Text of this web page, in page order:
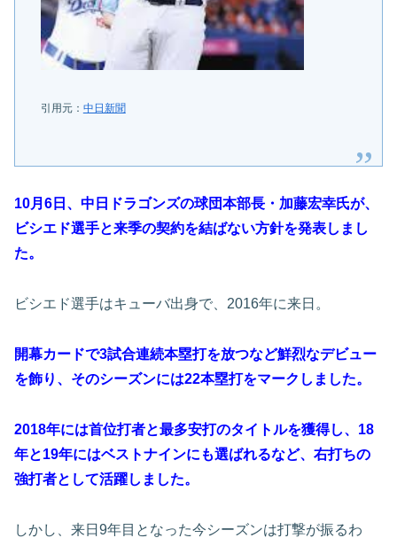
引用元： 中日新聞
10月6日、中日ドラゴンズの球団本部長・加藤宏幸氏が、
ビシエド選手と来季の契約を結ばない方針を発表しまし
た。
ビシエド選手はキューバ出身で、2016年に来日。
開幕カードで3試合連続本塁打を放つなど鮮烈なデビュー
を飾り、そのシーズンには22本塁打をマークしました。
2018年には首位打者と最多安打のタイトルを獲得し、18
年と19年にはベストナインにも選ばれるなど、右打ちの
強打者として活躍しました。
しかし、来日9年目となった今シーズンは打撃が振るわ